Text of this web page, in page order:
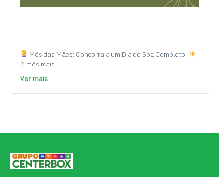
Mês das Mães: Concorra a um Dia de Spa Completo!
O mês mais…
Ver mais